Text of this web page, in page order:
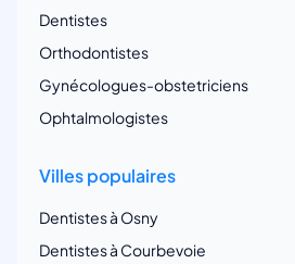
Dentistes
Orthodontistes
Gynécologues-obstetriciens
Ophtalmologistes
Villes populaires
Dentistes à Osny
Dentistes à Courbevoie